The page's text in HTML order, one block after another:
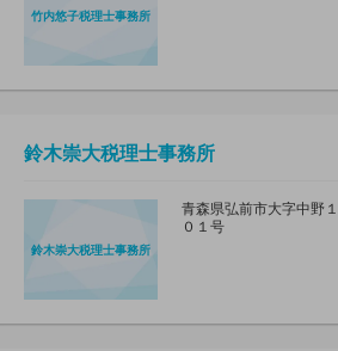
竹内悠子税理士事務所
鈴木崇大税理士事務所
鈴木崇大税理士事務所
青森県弘前市大字中野
０１号